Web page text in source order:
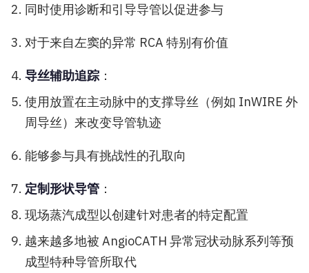
同时使用诊断和引导导管以促进参与
对于来自左窦的异常 RCA 特别有价值
导丝辅助追踪 ：
使用放置在主动脉中的支撑导丝（例如 InWIRE 外
周导丝）来改变导管轨迹
能够参与具有挑战性的孔取向
定制形状导管 ：
现场蒸汽成型以创建针对患者的特定配置
越来越多地被 AngioCATH 异常冠状动脉系列等预
成型特种导管所取代